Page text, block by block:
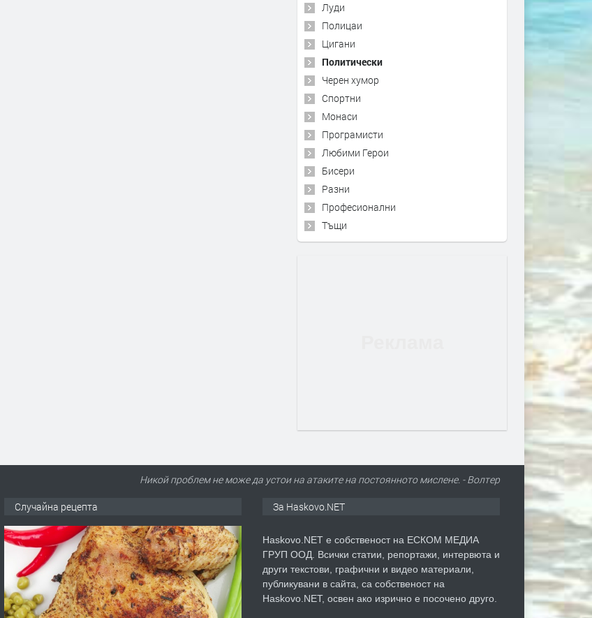
Луди
Полицаи
Цигани
Политически
Черен хумор
Спортни
Монаси
Програмисти
Любими Герои
Бисери
Разни
Професионални
Тъщи
Никой проблем не може да устои на атаките на постоянното мислене. - Волтер
Случайна рецепта За Haskovo.NET
Haskovo.NET е собственост на ЕСКОМ МЕДИА
ГРУП ООД. Всички статии, репортажи, интервюта и
други текстови, графични и видео материали,
публикувани в сайта, са собственост на
Haskovo.NET, освен ако изрично е посочено друго.